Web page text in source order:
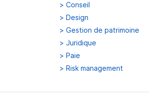
> Conseil
> Design
> Gestion de patrimoine
> Juridique
> Paie
> Risk management